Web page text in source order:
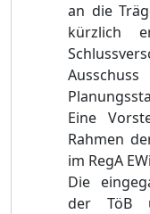
an die
kürzlich
Eine
Rahmen
im RegA
Die
der TöB